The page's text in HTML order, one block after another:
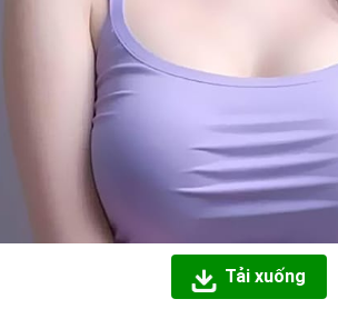
Tải xuống